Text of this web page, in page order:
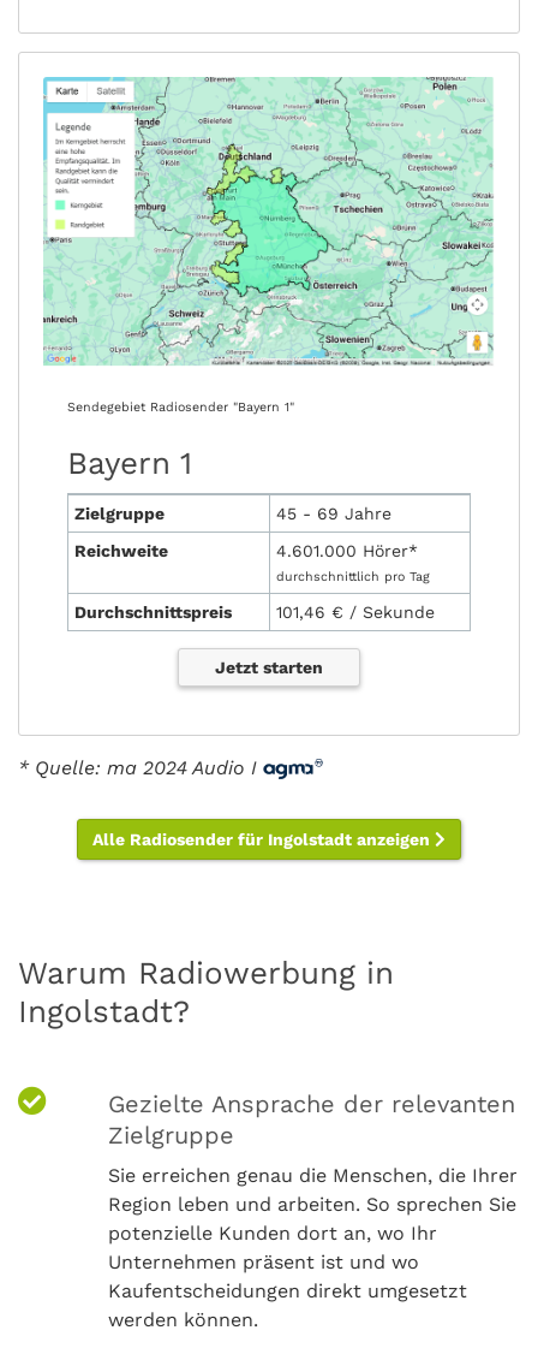
Sendegebiet Radiosender "Bayern 1"
Bayern 1
Zielgruppe
45 - 69 Jahre
Reichweite
4.601.000 Hörer*
durchschnittlich pro Tag
Durchschnittspreis 101,46 € / Sekunde
Jetzt starten
* Quelle: ma 2024 Audio I
Alle Radiosender für Ingolstadt anzeigen
Warum Radiowerbung in
Ingolstadt?
Gezielte Ansprache der relevanten
Zielgruppe
Sie erreichen genau die Menschen, die Ihrer
Region leben und arbeiten. So sprechen Sie
potenzielle Kunden dort an, wo Ihr
Unternehmen präsent ist und wo
Kaufentscheidungen direkt umgesetzt
werden können.